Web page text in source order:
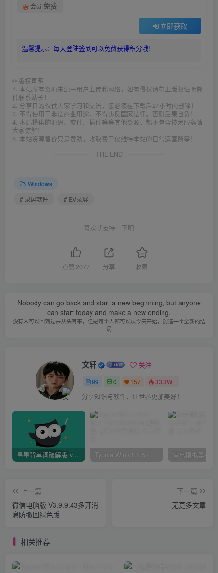
会员 免费
立即获取
温馨提示：每天登陆签到可以免费获得积分哦！
© 版权声明
1. 本站所有资源来源于用户上传和网络，如有侵权请带上版权证明邮
件联系站长！
2. 分享目的仅供大家学习和交流，您必须在下载后24小时内删除！
3. 不得使用于非法商业用途，不得违反国家法律。否则后果自负！
4. 本站提供的源码、软件、插件等等其他资源，都不包含技术服务请
大家谅解！
5. 本站资源售价只是赞助，收取费用仅维持本站的日常运营所需！
THE END
Windows
# 录屏软件
# EV录屏
喜欢就支持一下吧
点赞 2077 分享 收藏
Nobody can go back and start a new beginning, but anyone
can start today and make a new ending.
没有人可以回到过去从头再来，但是每个人都可以从今天开始，创造一个全新的结
局
文轩 关注
99 0 157 33.3W+
分享知识与软件，让世界更加美好！
墨墨背单词破解版 v4.1.10 — 登录与发音功能全解锁 Typora Win v1.8.5 / Mac 1.8.5 Markdown编辑器 最新VIP解锁版
上一篇
微信电脑版 V3.9.9.43多开消
息防撤回绿色版
下一篇
无更多文章
相关推荐